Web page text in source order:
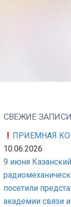
СВЕЖИЕ ЗАПИСИ
ПРИЕМНАЯ
10.06.2026
9 июня Казанский
посетили
академии связи